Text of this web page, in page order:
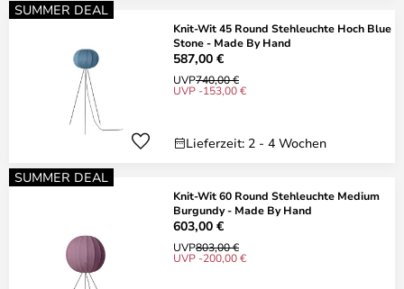
SUMMER DEAL
Knit-Wit 45 Round Stehleuchte Hoch Blue
Stone - Made By Hand
587,00 €
UVP740,00 €
UVP -153,00 €
Lieferzeit: 2 - 4 Wochen
SUMMER DEAL
Knit-Wit 60 Round Stehleuchte Medium
Burgundy - Made By Hand
603,00 €
UVP803,00 €
UVP -200,00 €